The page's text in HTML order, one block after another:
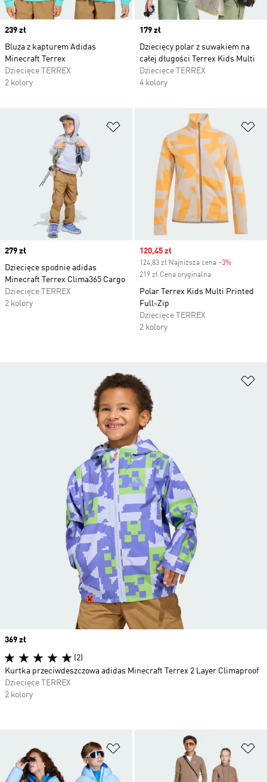
Price
239 zł
Bluza z kapturem Adidas
Minecraft Terrex
Dziecięce TERREX
2 kolory
Price
179 zł
Dziecięcy polar z suwakiem na
całej długości Terrex Kids Multi
Dziecięce TERREX
4 kolory
Dodaj do listy życzeń
Price
279 zł
Dziecięce spodnie adidas
Minecraft Terrex Clima365 Cargo
Dziecięce TERREX
2 kolory
Sale price
120,45 zł
124,83 zł Najniższa cena -3%
219 zł Cena oryginalna
Polar Terrex Kids Multi Printed
Full-Zip
Dziecięce TERREX
2 kolory
Dodaj do listy życzeń
Price
369 zł
(2)
Kurtka przeciwdeszczowa adidas Minecraft Terrex 2 Layer Climaproof
Dziecięce TERREX
2 kolory